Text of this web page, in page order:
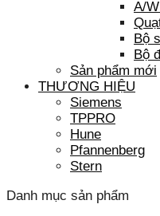
A/
Bộ
Bộ
Sản phẩm mới
THƯƠNG HIỆU
Siemens
TPPRO
Hune
Pfannenberg
Stern
Danh mục sản phẩm